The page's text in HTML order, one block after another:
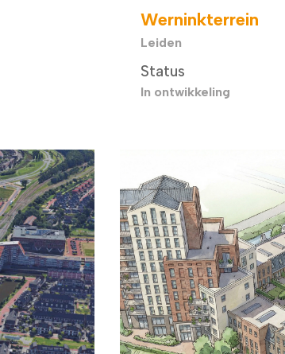
Werninkterrein
Leiden
Status
In ontwikkeling